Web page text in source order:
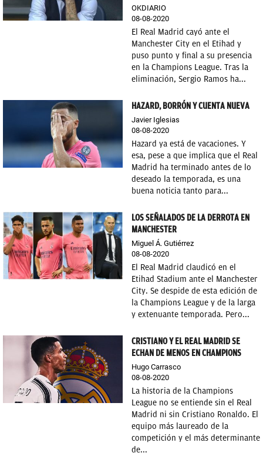
OKDIARIO
08-08-2020
El Real Madrid cayó ante el
Manchester City en el Etihad y
puso punto y final a su presencia
en la Champions League. Tras la
eliminación, Sergio Ramos ha...
HAZARD, BORRÓN Y CUENTA NUEVA
Javier Iglesias
08-08-2020
Hazard ya está de vacaciones. Y
esa, pese a que implica que el Real
Madrid ha terminado antes de lo
deseado la temporada, es una
buena noticia tanto para...
LOS SEÑALADOS DE LA DERROTA EN
MANCHESTER
Miguel Á. Gutiérrez
08-08-2020
El Real Madrid claudicó en el
Etihad Stadium ante el Manchester
City. Se despide de esta edición de
la Champions League y de la larga
y extenuante temporada. Pero...
CRISTIANO Y EL REAL MADRID SE
ECHAN DE MENOS EN CHAMPIONS
Hugo Carrasco
08-08-2020
La historia de la Champions
League no se entiende sin el Real
Madrid ni sin Cristiano Ronaldo. El
equipo más laureado de la
competición y el más determinante
de...